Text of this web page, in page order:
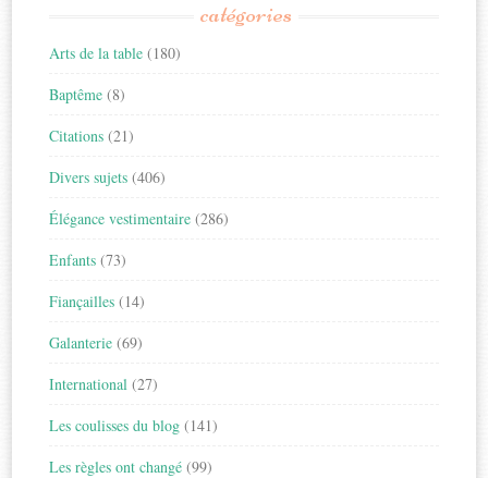
catégories
Arts de la table (180)
Baptême (8)
Citations (21)
Divers sujets (406)
Élégance vestimentaire (286)
Enfants (73)
Fiançailles (14)
Galanterie (69)
International (27)
Les coulisses du blog (141)
Les règles ont changé (99)